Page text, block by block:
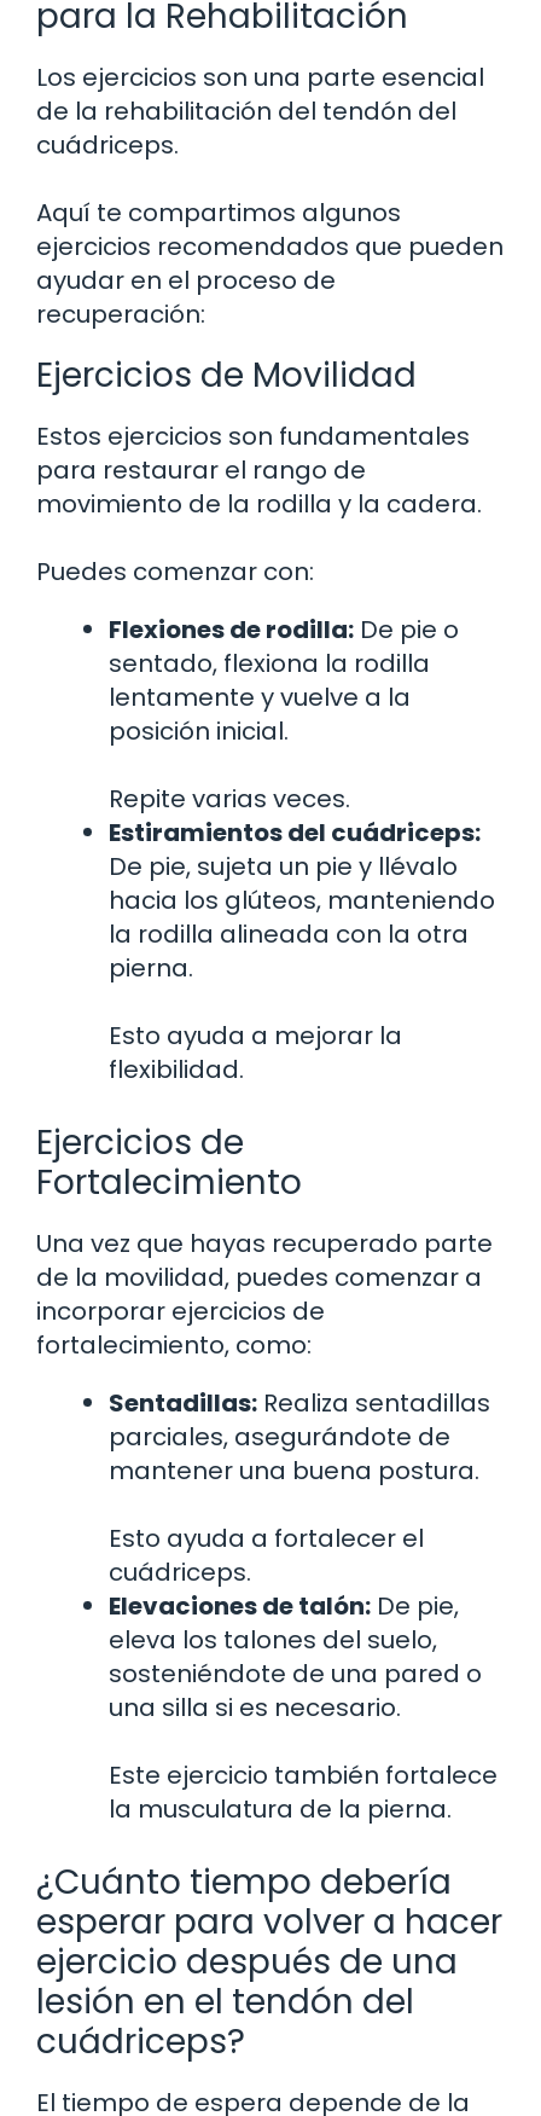
para la Rehabilitación
Los ejercicios son una parte esencial
de la rehabilitación del tendón del
cuádriceps.
Aquí te compartimos algunos
ejercicios recomendados que pueden
ayudar en el proceso de
recuperación:
Ejercicios de Movilidad
Estos ejercicios son fundamentales
para restaurar el rango de
movimiento de la rodilla y la cadera.
Puedes comenzar con:
Flexiones de rodilla: De pie o
sentado, flexiona la rodilla
lentamente y vuelve a la
posición inicial.
Repite varias veces.
Estiramientos del cuádriceps:
De pie, sujeta un pie y llévalo
hacia los glúteos, manteniendo
la rodilla alineada con la otra
pierna.
Esto ayuda a mejorar la
flexibilidad.
Ejercicios de
Fortalecimiento
Una vez que hayas recuperado parte
de la movilidad, puedes comenzar a
incorporar ejercicios de
fortalecimiento, como:
Sentadillas: Realiza sentadillas
parciales, asegurándote de
mantener una buena postura.
Esto ayuda a fortalecer el
cuádriceps.
Elevaciones de talón: De pie,
eleva los talones del suelo,
sosteniéndote de una pared o
una silla si es necesario.
Este ejercicio también fortalece
la musculatura de la pierna.
¿Cuánto tiempo debería
esperar para volver a hacer
ejercicio después de una
lesión en el tendón del
cuádriceps?
El tiempo de espera depende de la